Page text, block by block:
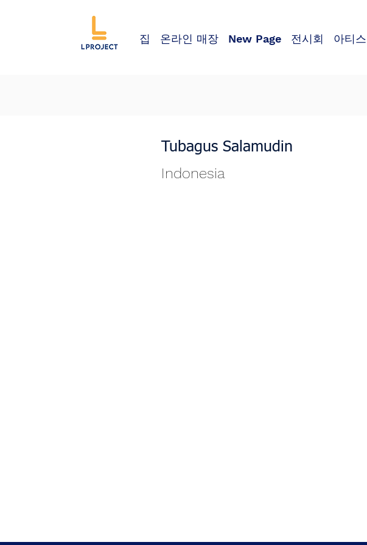
집 온라인 매장 New Page 전시회 아티
Tubagus Salamudin
Indonesia